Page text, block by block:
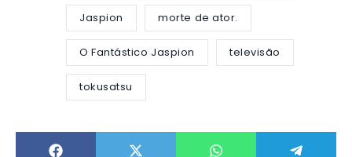
Jaspion morte de ator.
O Fantástico Jaspion televisão
tokusatsu